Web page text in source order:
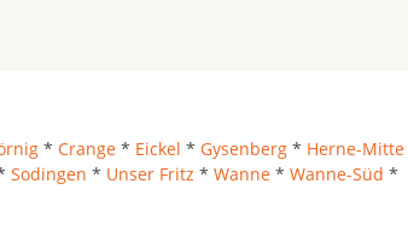
* Crange * Eickel * Gysenberg * Herne-Mitte
Sodingen * Unser Fritz * Wanne * Wanne-Süd *